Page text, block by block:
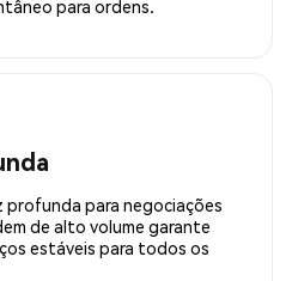
para ordens.
profunda para negociações
de alto volume garante
estáveis para todos os